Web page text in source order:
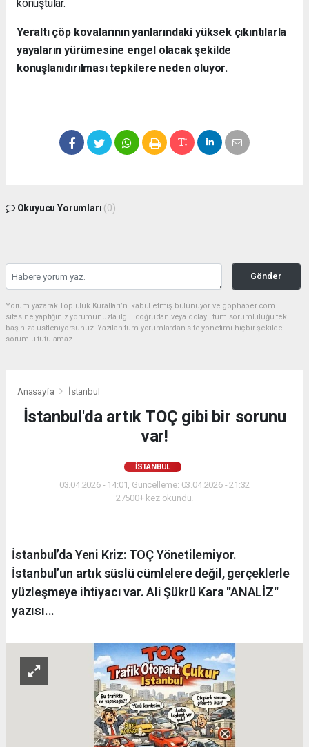
konuştular.
Yeraltı çöp kovalarının yanlarındaki yüksek çıkıntılarla
yayaların yürümesine engel olacak şekilde
konuşlanıdırılması tepkilere neden oluyor.
Okuyucu Yorumları (0)
Gönder
Yorum yazarak Topluluk Kuralları’nı kabul etmiş bulunuyor ve gophaber.com
sitesine yaptığınız yorumunuzla ilgili doğrudan veya dolaylı tüm sorumluluğu tek
başınıza üstleniyorsunuz. Yazılan tüm yorumlardan site yönetimi hiçbir şekilde
sorumlu tutulamaz.
Anasayfa İstanbul
İstanbul'da artık TOÇ gibi bir sorunu
var!
İSTANBUL
03.04.2026 - 14:01, Güncelleme: 03.04.2026 - 21:32
27500+ kez okundu.
İstanbul’da Yeni Kriz: TOÇ Yönetilemiyor.
İstanbul’un artık süslü cümlelere değil, gerçeklerle
yüzleşmeye ihtiyacı var. Ali Şükrü Kara ''ANALİZ''
yazısı...